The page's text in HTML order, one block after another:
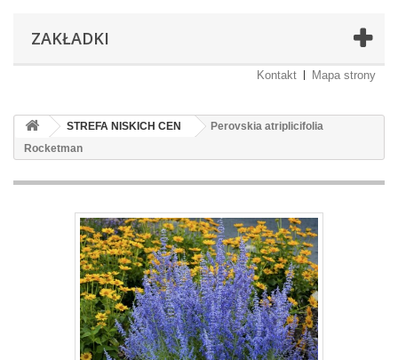
ZAKŁADKI
Kontakt Mapa strony
STREFA NISKICH CEN
Perovskia atriplicifolia
Rocketman